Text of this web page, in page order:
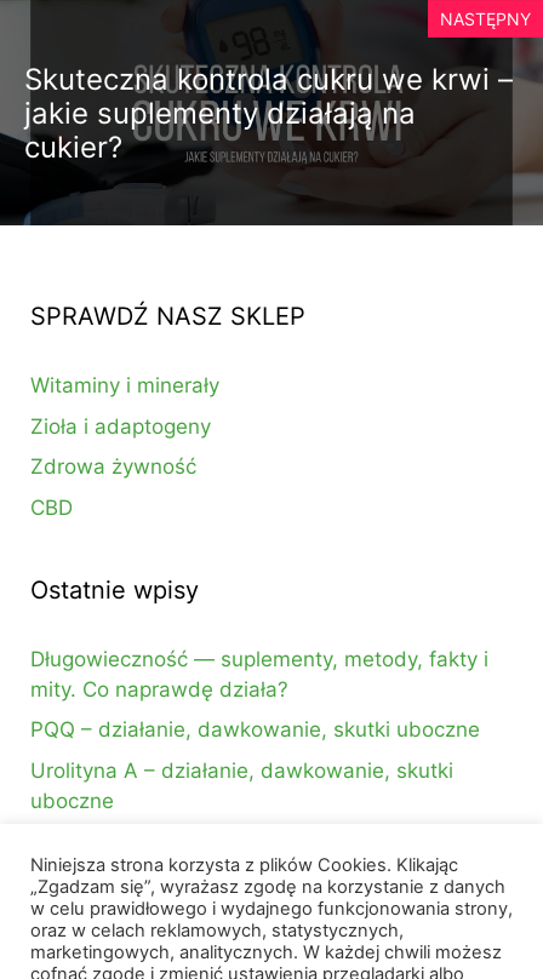
NASTĘPNY
Skuteczna kontrola cukru we krwi –
jakie suplementy działają na
cukier?
SPRAWDŹ NASZ SKLEP
Witaminy i minerały
Zioła i adaptogeny
Zdrowa żywność
CBD
Ostatnie wpisy
Długowieczność — suplementy, metody, fakty i
mity. Co naprawdę działa?
PQQ – działanie, dawkowanie, skutki uboczne
Urolityna A – działanie, dawkowanie, skutki
uboczne
Szukasz czegoś?
Szukaj:
Niniejsza strona korzysta z plików Cookies. Klikając
„Zgadzam się”, wyrażasz zgodę na korzystanie z danych
w celu prawidłowego i wydajnego funkcjonowania strony,
oraz w celach reklamowych, statystycznych,
marketingowych, analitycznych. W każdej chwili możesz
cofnąć zgodę i zmienić ustawienia przeglądarki albo